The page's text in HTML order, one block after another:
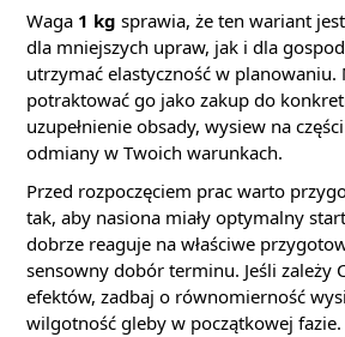
Waga 1 kg sprawia, że ten wariant
dla mniejszych upraw, jak i dla
utrzymać elastyczność w planowaniu.
potraktować go jako zakup do
uzupełnienie obsady, wysiew na
odmiany w Twoich warunkach.
Przed rozpoczęciem prac warto
tak, aby nasiona miały optymalny
dobrze reaguje na właściwe
sensowny dobór terminu. Jeśli zależy
efektów, zadbaj o równomierność
wilgotność gleby w początkowej fazie.